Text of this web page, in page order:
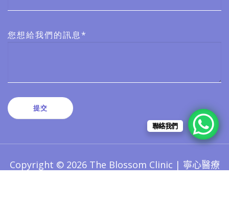
您想給我們的訊息*
Copyright © 2026 The Blossom Clinic | 寧心醫療
聯絡我們